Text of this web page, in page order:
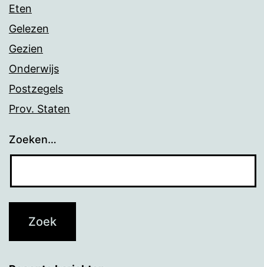
Eten
Gelezen
Gezien
Onderwijs
Postzegels
Prov. Staten
Zoeken…